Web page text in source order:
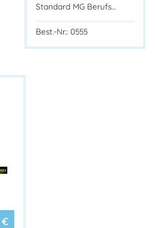
Standard MG Berufs…
Best.-Nr.: 0555
€